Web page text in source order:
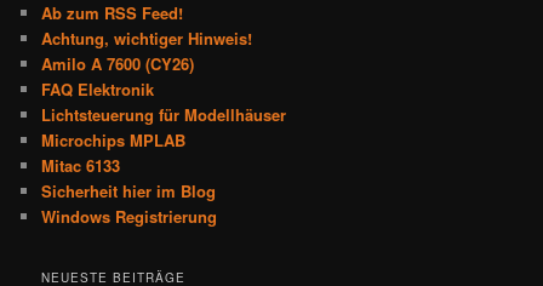
Ab zum RSS Feed!
Achtung, wichtiger Hinweis!
Amilo A 7600 (CY26)
FAQ Elektronik
Lichtsteuerung für Modellhäuser
Microchips MPLAB
Mitac 6133
Sicherheit hier im Blog
Windows Registrierung
NEUESTE BEITRÄGE